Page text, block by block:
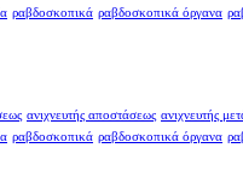
ραβδοσκοπικά ραβδοσκοπικά όργανα
ανιχνευτής αποστάσεως ανιχνευτής
ραβδοσκοπικά ραβδοσκοπικά όργανα